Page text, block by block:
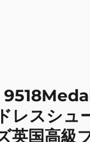
～日常に
レスシュ
英国高級